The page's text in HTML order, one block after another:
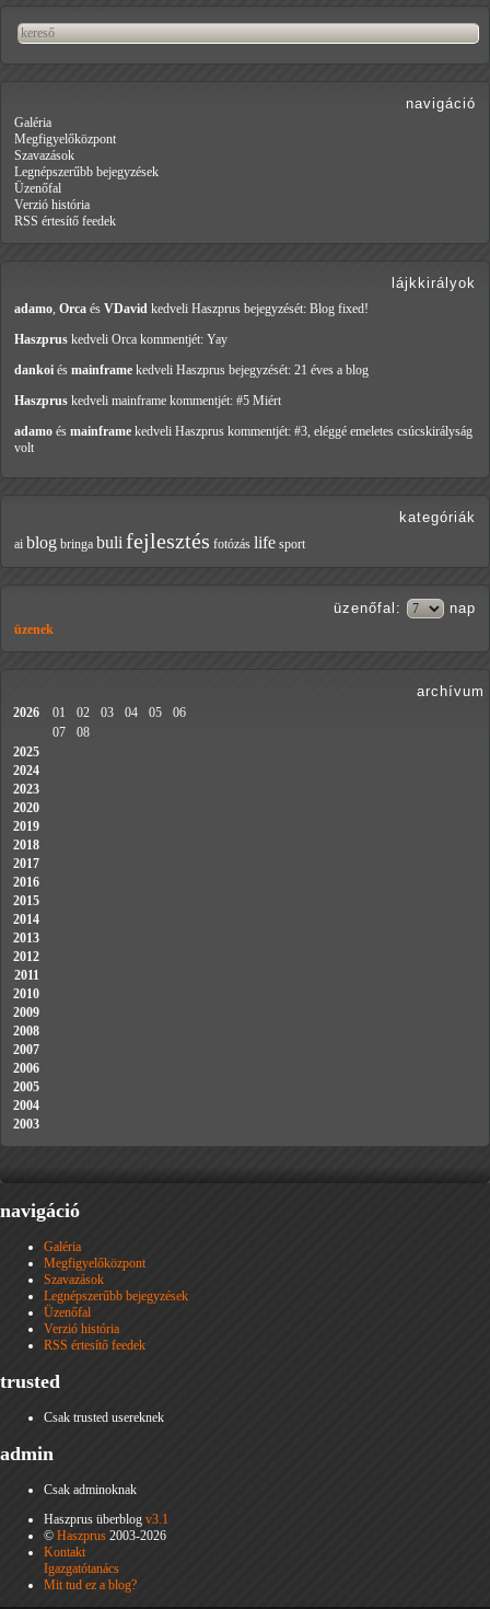
navigáció
Galéria
Megfigyelőközpont
Szavazások
Legnépszerűbb bejegyzések
Üzenőfal
Verzió história
RSS értesítő feedek
lájkkirályok
adamo, Orca és VDavid kedveli Haszprus bejegyzését: Blog fixed!
Haszprus kedveli Orca kommentjét: Yay
dankoi és mainframe kedveli Haszprus bejegyzését: 21 éves a blog
Haszprus kedveli mainframe kommentjét: #5 Miért
adamo és mainframe kedveli Haszprus kommentjét: #3, eléggé emeletes csúcskirályság
volt
kategóriák
ai blog bringa buli fejlesztés fotózás life sport
üzenőfal : nap
üzenek
archívum
2026 01 02 03 04 05
06
07
08
2025
2024
2023
2020
2019
2018
2017
2016
2015
2014
2013
2012
2011
2010
2009
2008
2007
2006
2005
2004
2003
navigáció
Galéria
Megfigyelőközpont
Szavazások
Legnépszerűbb bejegyzések
Üzenőfal
Verzió história
RSS értesítő feedek
trusted
Csak trusted usereknek
admin
Csak adminoknak
Haszprus überblog v3.1
© Haszprus 2003-2026
Kontakt
Igazgatótanács
Mit tud ez a blog?